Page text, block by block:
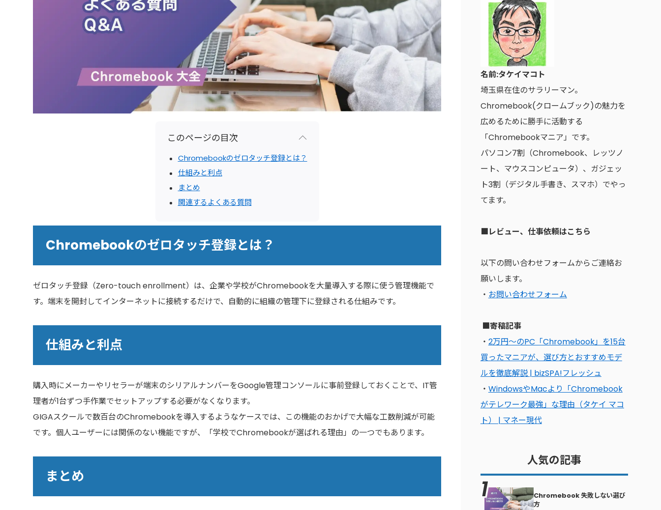
このページの目次
Chromebookのゼロタッチ登録とは？
仕組みと利点
まとめ
関連するよくある質問
Chromebookのゼロタッチ登録とは？
ゼロタッチ登録（Zero-touch enrollment）は、企業や学校がChromebookを大量導入する際に使う管理機能で
す。端末を開封してインターネットに接続するだけで、自動的に組織の管理下に登録される仕組みです。
仕組みと利点
購入時にメーカーやリセラーが端末のシリアルナンバーをGoogle管理コンソールに事前登録しておくことで、IT管
理者が1台ずつ手作業でセットアップする必要がなくなります。
GIGAスクールで数百台のChromebookを導入するようなケースでは、この機能のおかげで大幅な工数削減が可能
です。個人ユーザーには関係のない機能ですが、「学校でChromebookが選ばれる理由」の一つでもあります。
まとめ
名前:タケイマコト
埼玉県在住のサラリーマン。
Chromebook(クロームブック)の魅力を
広めるために勝手に活動する
「Chromebookマニア」です。
パソコン7割（Chromebook、レッツノ
ート、マウスコンピュータ）、ガジェッ
ト3割（デジタル手書き、スマホ）でやっ
てます。
■レビュー、仕事依頼はこちら
以下の問い合わせフォームからご連絡お
願いします。
・ お問い合わせフォーム
■寄稿記事
・ 2万円〜のPC「Chromebook」を15台
買ったマニアが、選び方とおすすめモデ
ルを徹底解説 | bizSPA!フレッシュ
・ WindowsやMacより「Chromebook
がテレワーク最強」な理由（タケイ マコ
ト） | マネー現代
人気の記事
Chromebook 失敗しない選び
方